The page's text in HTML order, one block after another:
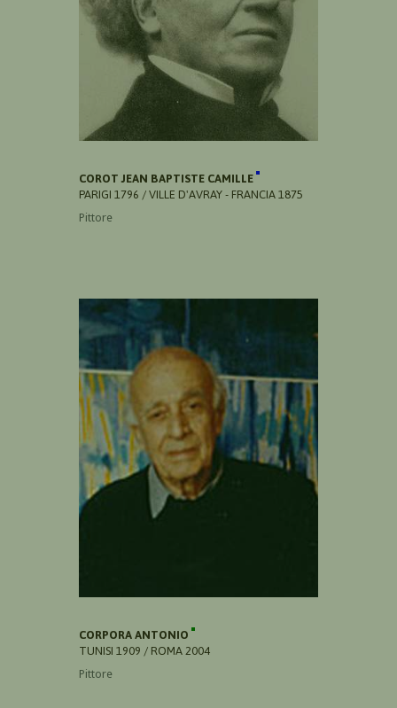
COROT JEAN BAPTISTE CAMILLE
PARIGI 1796 / VILLE D'AVRAY - FRANCIA 1875
Pittore
CORPORA ANTONIO
TUNISI 1909 / ROMA 2004
Pittore